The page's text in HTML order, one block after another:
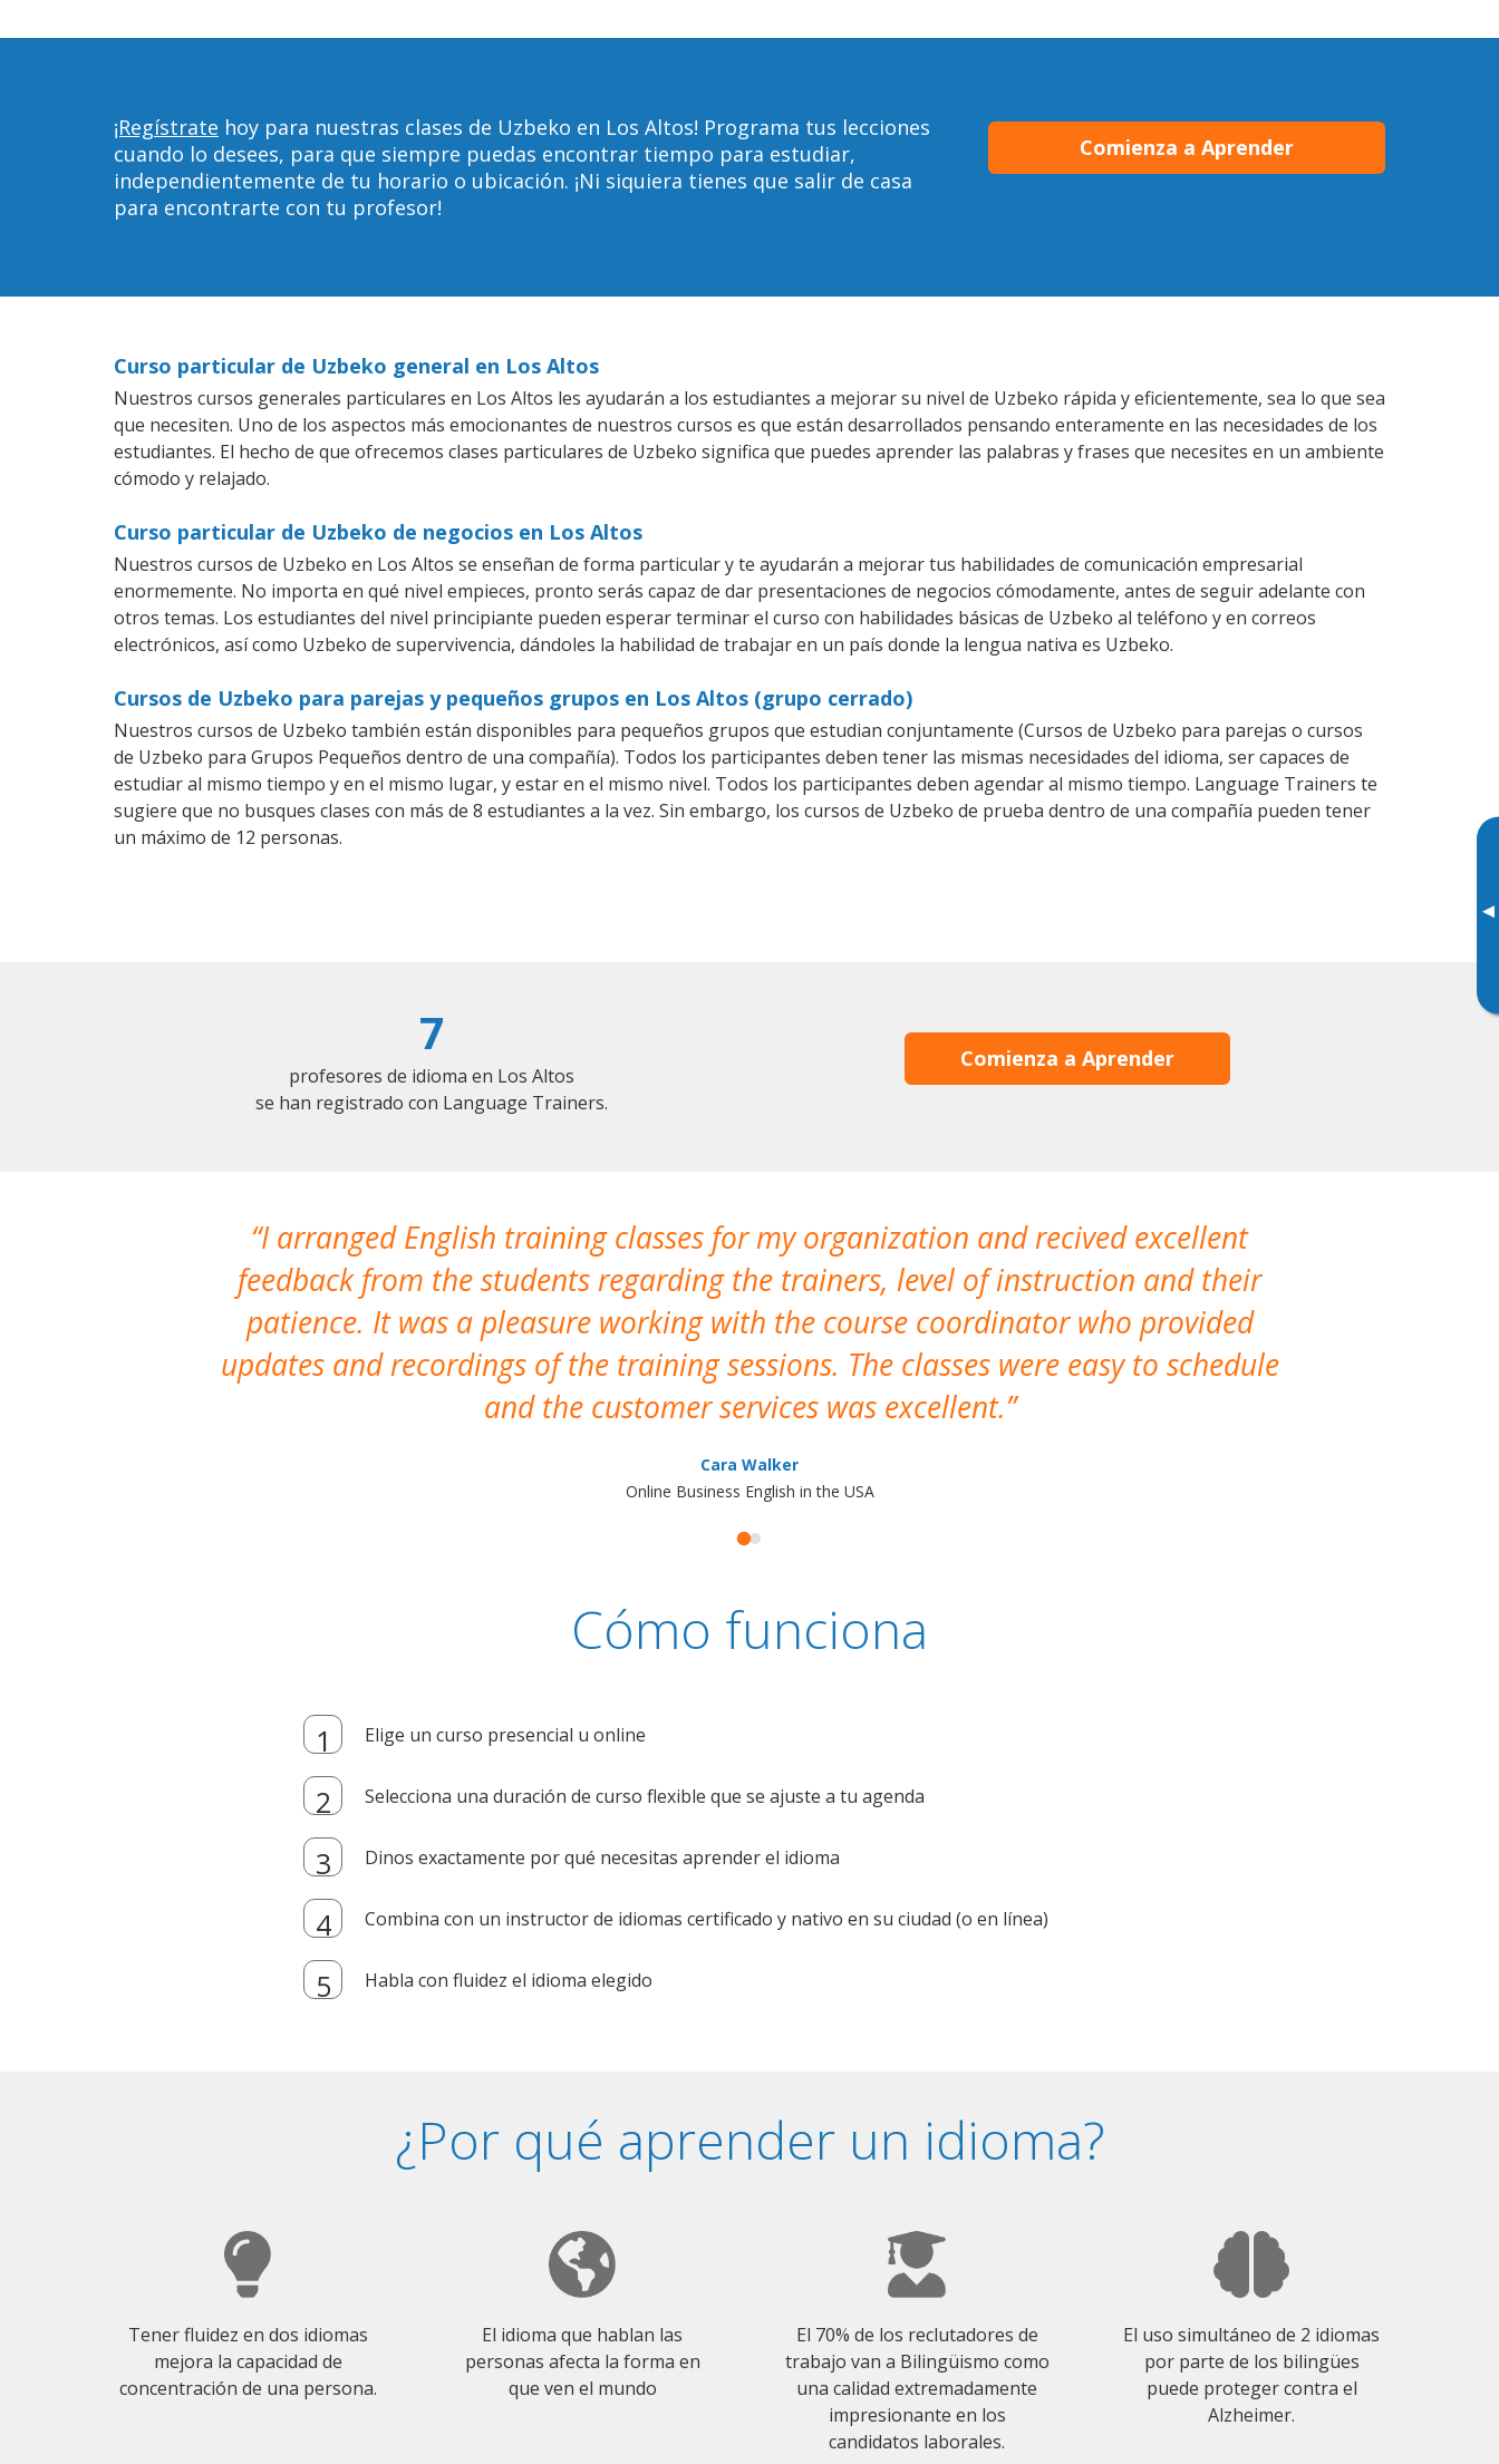
▸
¡Regístrate hoy para nuestras clases de Uzbeko en Los Altos! Programa tus lecciones
cuando lo desees, para que siempre puedas encontrar tiempo para estudiar,
independientemente de tu horario o ubicación. ¡Ni siquiera tienes que salir de casa
para encontrarte con tu profesor!
Comienza a Aprender
Curso particular de Uzbeko general en Los Altos
Nuestros cursos generales particulares en Los Altos les ayudarán a los estudiantes a mejorar su nivel de Uzbeko rápida y eficientemente, sea lo que sea
que necesiten. Uno de los aspectos más emocionantes de nuestros cursos es que están desarrollados pensando enteramente en las necesidades de los
estudiantes. El hecho de que ofrecemos clases particulares de Uzbeko significa que puedes aprender las palabras y frases que necesites en un ambiente
cómodo y relajado.
Curso particular de Uzbeko de negocios en Los Altos
Nuestros cursos de Uzbeko en Los Altos se enseñan de forma particular y te ayudarán a mejorar tus habilidades de comunicación empresarial
enormemente. No importa en qué nivel empieces, pronto serás capaz de dar presentaciones de negocios cómodamente, antes de seguir adelante con
otros temas. Los estudiantes del nivel principiante pueden esperar terminar el curso con habilidades básicas de Uzbeko al teléfono y en correos
electrónicos, así como Uzbeko de supervivencia, dándoles la habilidad de trabajar en un país donde la lengua nativa es Uzbeko.
Cursos de Uzbeko para parejas y pequeños grupos en Los Altos (grupo cerrado)
Nuestros cursos de Uzbeko también están disponibles para pequeños grupos que estudian conjuntamente (Cursos de Uzbeko para parejas o cursos
de Uzbeko para Grupos Pequeños dentro de una compañía). Todos los participantes deben tener las mismas necesidades del idioma, ser capaces de
estudiar al mismo tiempo y en el mismo lugar, y estar en el mismo nivel. Todos los participantes deben agendar al mismo tiempo. Language Trainers te
sugiere que no busques clases con más de 8 estudiantes a la vez. Sin embargo, los cursos de Uzbeko de prueba dentro de una compañía pueden tener
un máximo de 12 personas.
7
profesores de idioma en Los Altos
se han registrado con Language Trainers.
Comienza a Aprender
I arranged English training classes for my organization and recived excellent
feedback from the students regarding the trainers, level of instruction and their
patience. It was a pleasure working with the course coordinator who provided
updates and recordings of the training sessions. The classes were easy to schedule
and the customer services was excellent.
Cara Walker
Online Business English in the USA
Cómo funciona
Elige un curso presencial u online
Selecciona una duración de curso flexible que se ajuste a tu agenda
Dinos exactamente por qué necesitas aprender el idioma
Combina con un instructor de idiomas certificado y nativo en su ciudad (o en línea)
Habla con fluidez el idioma elegido
¿Por qué aprender un idioma?
Tener fluidez en dos idiomas
mejora la capacidad de
concentración de una persona.
El idioma que hablan las
personas afecta la forma en
que ven el mundo
El 70% de los reclutadores de
trabajo van a Bilingüismo como
una calidad extremadamente
impresionante en los
candidatos laborales.
El uso simultáneo de 2 idiomas
por parte de los bilingües
puede proteger contra el
Alzheimer.